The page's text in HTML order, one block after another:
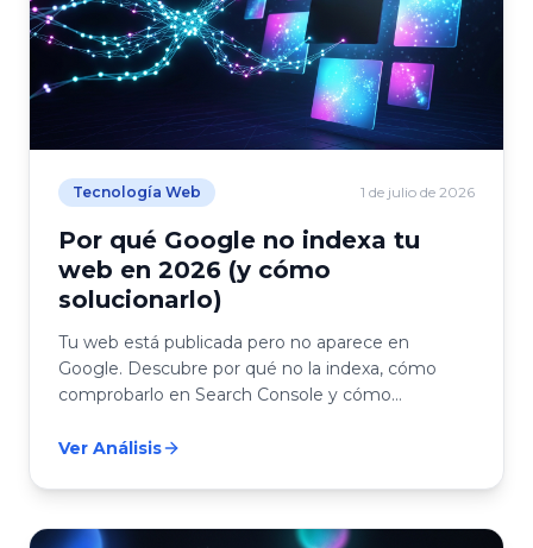
Tecnología Web 1 de julio de 2026
Por qué Google no indexa tu
web en 2026 (y cómo
solucionarlo)
Tu web está publicada pero no aparece en
Google. Descubre por qué no la indexa, cómo
comprobarlo en Search Console y cómo
Ver Análisis